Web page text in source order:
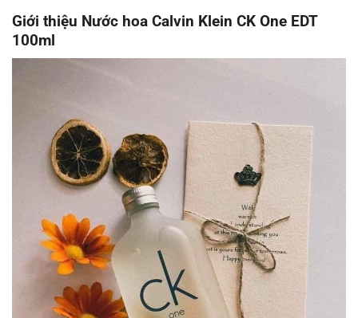
Giới thiệu Nước hoa Calvin Klein CK One EDT
100ml